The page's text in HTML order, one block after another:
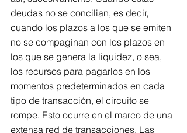
deudas no se concilian, es decir,
cuando los plazos a los que se emiten
no se compaginan con los plazos en
los que se genera la liquidez, o sea,
los recursos para pagarlos en los
momentos predeterminados en cada
tipo de transacción, el circuito se
rompe. Esto ocurre en el marco de una
extensa red de transacciones. Las